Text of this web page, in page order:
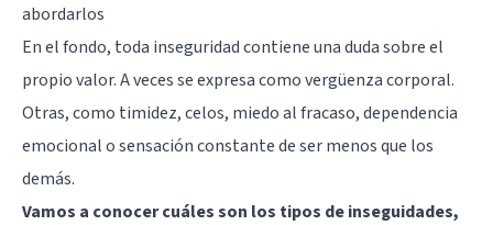
abordarlos
En el fondo, toda inseguridad contiene una duda sobre el
propio valor. A veces se expresa como vergüenza corporal.
Otras, como timidez, celos, miedo al fracaso, dependencia
emocional o sensación constante de ser menos que los
demás.
Vamos a conocer cuáles son los tipos de inseguidades,